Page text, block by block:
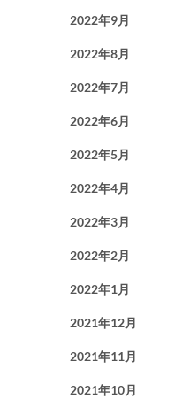
2022年9月
2022年8月
2022年7月
2022年6月
2022年5月
2022年4月
2022年3月
2022年2月
2022年1月
2021年12月
2021年11月
2021年10月